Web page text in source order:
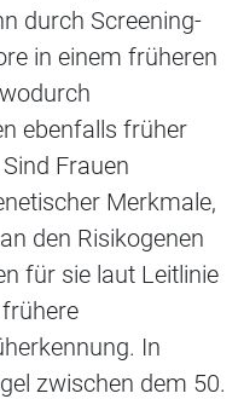
durch Screening-
in einem früheren
ebenfalls früher
Frauen
Merkmale,
den Risikogenen
für sie laut Leitlinie
In
zwischen dem 50.